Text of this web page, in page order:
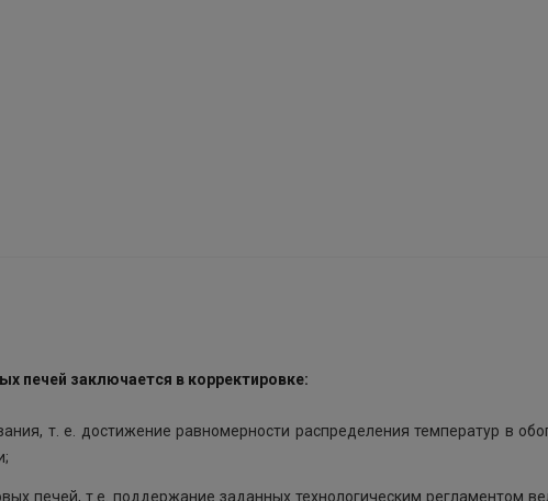
печей заключается в корректировке:
т. е. достижение равномерности распределения температур в
печей, т.е. поддержание заданных технологическим регламентом